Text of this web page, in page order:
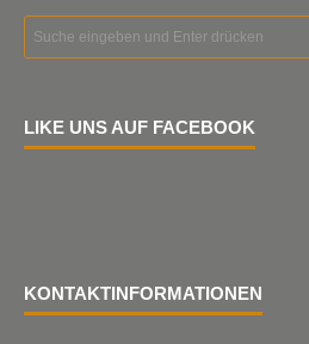
LIKE UNS AUF FACEBOOK
KONTAKTINFORMATIONEN